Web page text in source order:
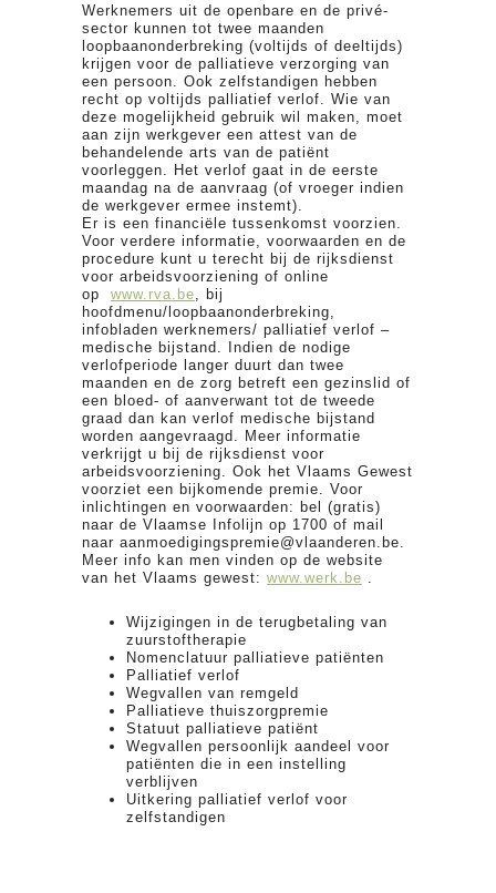
Werknemers uit de openbare en de privé-
sector kunnen tot twee maanden
loopbaanonderbreking (voltijds of deeltijds)
krijgen voor de palliatieve verzorging van
een persoon. Ook zelfstandigen hebben
recht op voltijds palliatief verlof. Wie van
deze mogelijkheid gebruik wil maken, moet
aan zijn werkgever een attest van de
behandelende arts van de patiënt
voorleggen. Het verlof gaat in de eerste
maandag na de aanvraag (of vroeger indien
de werkgever ermee instemt).
Er is een financiële tussenkomst voorzien.
Voor verdere informatie, voorwaarden en de
procedure kunt u terecht bij de rijksdienst
voor arbeidsvoorziening of online
op www.rva.be , bij
hoofdmenu/loopbaanonderbreking,
infobladen werknemers/ palliatief verlof –
medische bijstand. Indien de nodige
verlofperiode langer duurt dan twee
maanden en de zorg betreft een gezinslid of
een bloed- of aanverwant tot de tweede
graad dan kan verlof medische bijstand
worden aangevraagd. Meer informatie
verkrijgt u bij de rijksdienst voor
arbeidsvoorziening. Ook het Vlaams Gewest
voorziet een bijkomende premie. Voor
inlichtingen en voorwaarden: bel (gratis)
naar de Vlaamse Infolijn op 1700 of mail
naar aanmoedigingspremie@vlaanderen.be.
Meer info kan men vinden op de website
van het Vlaams gewest: www.werk.be
Wijzigingen in de terugbetaling van
zuurstoftherapie
Nomenclatuur palliatieve patiënten
Palliatief verlof
Wegvallen van remgeld
Palliatieve thuiszorgpremie
Statuut palliatieve patiënt
Wegvallen persoonlijk aandeel voor
patiënten die in een instelling
verblijven
Uitkering palliatief verlof voor
zelfstandigen